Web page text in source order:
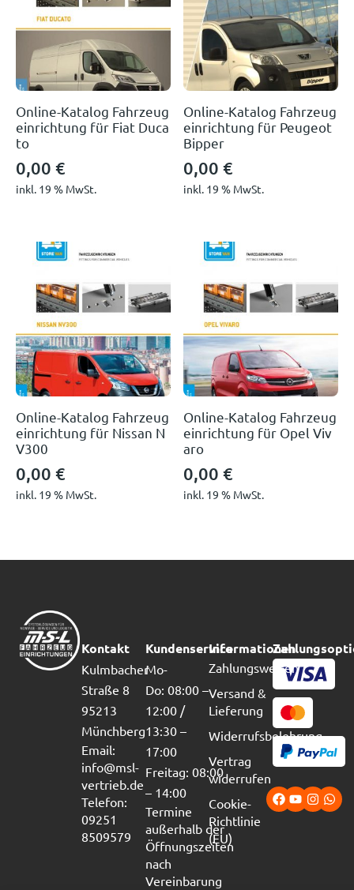
Online-Katalog Fahrzeug
einrichtung für Fiat Duca
to
0,00 €
inkl. 19 % MwSt.
Online-Katalog Fahrzeug
einrichtung für Peugeot
Bipper
0,00€
inkl. 19 % MwSt.
Online-Katalog Fahrzeug
einrichtung für Nissan N
V300
0,00 €
inkl. 19 % MwSt.
Online-Katalog Fahrzeug
einrichtung für Opel Viv
aro
0,00€
inkl. 19 % MwSt.
Kontakt
Kulmbacher
Straße 8
95213
Münchberg
Email:
info@msl-
vertrieb.de
Telefon:
09251
8509579
Kundenservice
Mo-
Do: 08:00 –
12:00 /
13:30 –
17:00
Freitag: 08:00
– 14:00
Termine
außerhalb der
Öffnungszeiten
nach
Vereinbarung
Informationen
Zahlungsweisen
Versand &
Lieferung
Widerrufsbelehrung
Vertrag
widerrufen
Cookie-
Richtlinie
(EU)